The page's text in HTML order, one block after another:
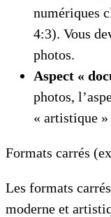
numériques
4:3). Vous
photos.
Aspect «
photos,
« artistique
Formats carrés
Les formats
moderne et